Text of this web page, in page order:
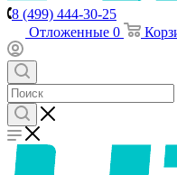
8 (499) 444-30-25
Отложенные 0